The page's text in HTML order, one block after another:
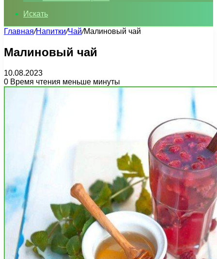
Искать
Главная/Напитки/Чай/Малиновый чай
Малиновый чай
10.08.2023
0 Время чтения меньше минуты